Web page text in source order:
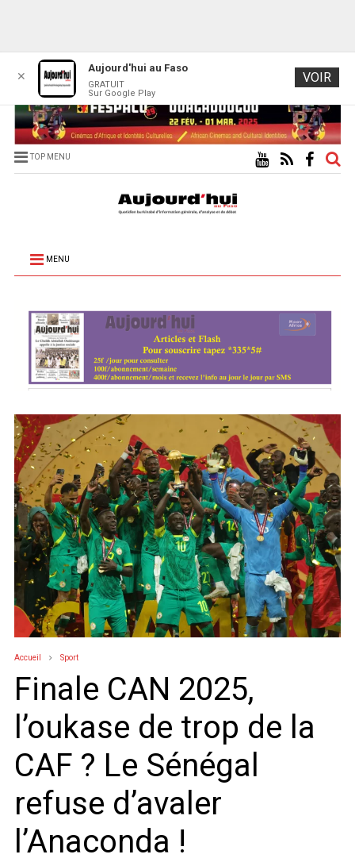
TOP MENU
MENU
Accueil Sport
Finale CAN 2025,
l’oukase de trop de la
CAF ? Le Sénégal
refuse d’avaler
l’Anaconda !
✕
Aujourd'hui au Faso
GRATUIT
Sur Google Play
VOIR